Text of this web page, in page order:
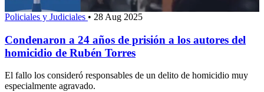
Policiales y Judiciales • 28 Aug 2025
Condenaron a 24 años de prisión a los autores del
homicidio de Rubén Torres
El fallo los consideró responsables de un delito de homicidio muy
especialmente agravado.